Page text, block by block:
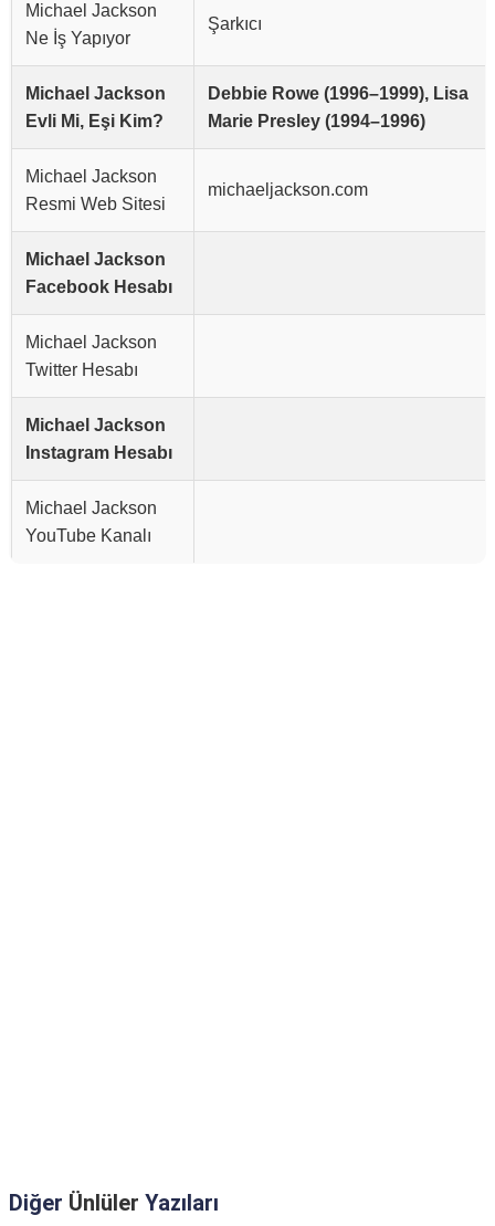
Michael Jackson
Ne İş Yapıyor
Şarkıcı
Michael Jackson
Evli Mi, Eşi Kim?
Debbie Rowe (1996–1999), Lisa
Marie Presley (1994–1996)
Michael Jackson
Resmi Web Sitesi
michaeljackson.com
Michael Jackson
Facebook Hesabı
Michael Jackson
Twitter Hesabı
Michael Jackson
Instagram Hesabı
Michael Jackson
YouTube Kanalı
Diğer Ünlüler Yazıları